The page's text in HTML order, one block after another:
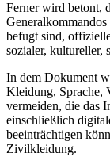
Ferner wird betont,
befugt sind,
sozialer, kultureller,
In dem Dokument
Kleidung, Sprache,
vermeiden, die das
einschließlich
beeinträchtigen
Zivilkleidung.